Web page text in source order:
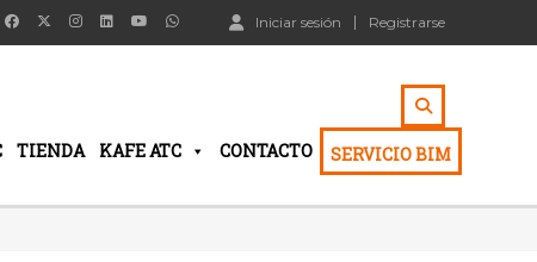
Iniciar sesión Registrarse
TIENDA KAFE ATC CONTACTO SERVICIO BIM